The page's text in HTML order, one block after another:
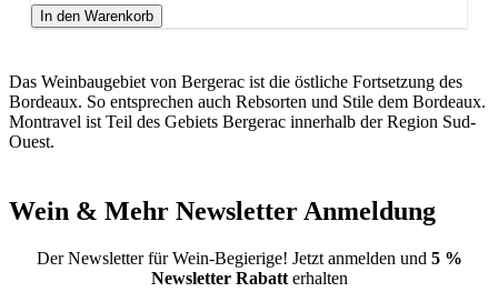
In den Warenkorb
Das Weinbaugebiet von Bergerac ist die östliche Fortsetzung des
Bordeaux. So entsprechen auch Rebsorten und Stile dem Bordeaux.
Montravel ist Teil des Gebiets Bergerac innerhalb der Region Sud-
Ouest.
Wein & Mehr Newsletter Anmeldung
Der Newsletter für Wein-Begierige! Jetzt anmelden und 5 %
Newsletter Rabatterhalten